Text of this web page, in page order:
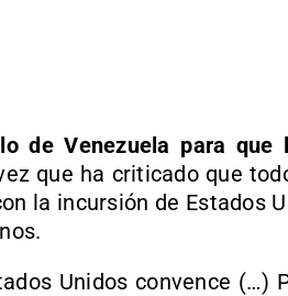
de Venezuela para que
que ha criticado que
la incursión de Estados
Unidos convence (…)